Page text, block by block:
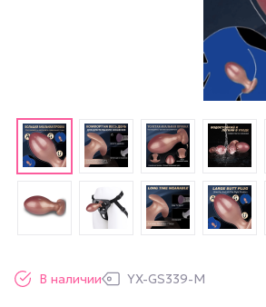
В наличии YX-GS339-M